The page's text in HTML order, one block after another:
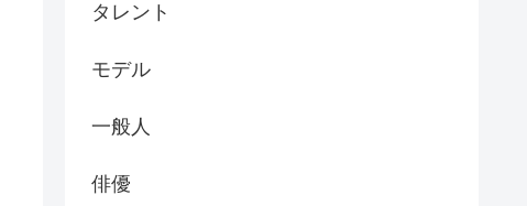
タレント
モデル
一般人
俳優